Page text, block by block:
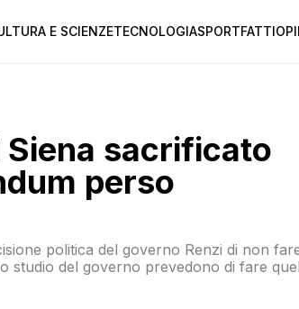
E SCIENZETECNOLOGIASPORTFATTI
Siena sacrificato
perso
politica del governo Renzi di non
studio del governo prevedono di fare